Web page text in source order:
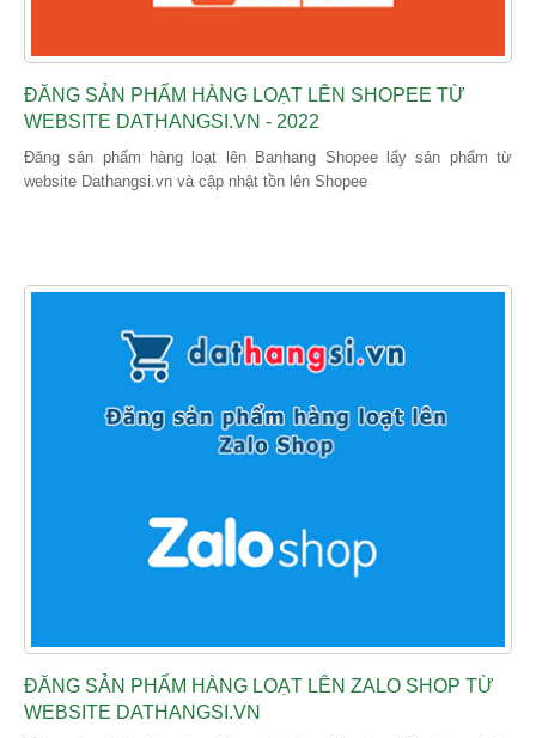
ĐĂNG SẢN PHẨM HÀNG LOẠT LÊN SHOPEE TỪ
WEBSITE DATHANGSI.VN - 2022
Đăng sản phẩm hàng loạt lên Banhang Shopee lấy sản phẩm từ
website Dathangsi.vn và cập nhật tồn lên Shopee
ĐĂNG SẢN PHẨM HÀNG LOẠT LÊN ZALO SHOP TỪ
WEBSITE DATHANGSI.VN